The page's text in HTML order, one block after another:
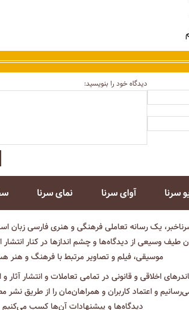
دیدگاه خود را بنویسید:
سرنا آوای سرنا نمای سرنا
یک رسانه تعاملی فرهنگی و هنری فارسی
وسیعی از دیدگاه‌ها و چشم انداز‌ها در کنار انتشار
موسیقی، فیلم و تصاویر مرتبط با فرهنگ و هنر
اخلاقی و قانونی در تمامی تعاملات و انتشار آثار
و اعتماد کاربران و همراهان‌مان را از طریق
دیدگاه‌ها و پیشنهادات آن‌ها کسب می‌کنیم